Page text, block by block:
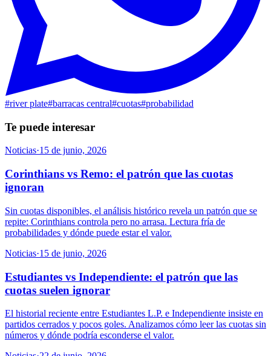
#river plate#barracas central#cuotas#probabilidad
Te puede interesar
Noticias·15 de junio, 2026
Corinthians vs Remo: el patrón que las cuotas
ignoran
Sin cuotas disponibles, el análisis histórico revela un patrón que se
repite: Corinthians controla pero no arrasa. Lectura fría de
probabilidades y dónde puede estar el valor.
Noticias·15 de junio, 2026
Estudiantes vs Independiente: el patrón que las
cuotas suelen ignorar
El historial reciente entre Estudiantes L.P. e Independiente insiste en
partidos cerrados y pocos goles. Analizamos cómo leer las cuotas sin
números y dónde podría esconderse el valor.